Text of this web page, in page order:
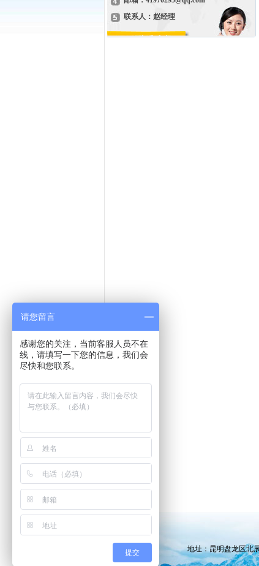
联系人：赵经理
地址：昆明盘龙区北
请您留言
感谢您的关注，当前客服人员不在
线，请填写一下您的信息，我们会
尽快和您联系。
提交